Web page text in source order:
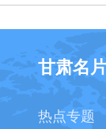
甘肃名
热点专题